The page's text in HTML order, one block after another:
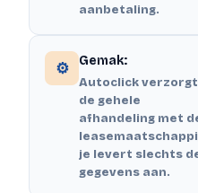
aanbetaling.
⚙️ Gemak:
Autoclick verzorgt
de gehele
afhandeling met
je levert slechts
gegevens aan.